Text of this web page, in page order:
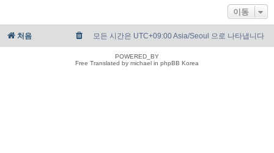
이동
처음 모든 시간은 UTC+09:00 Asia/Seoul 으로 나타냅니다
POWERED_BY
Free Translated by michael in phpBB Korea